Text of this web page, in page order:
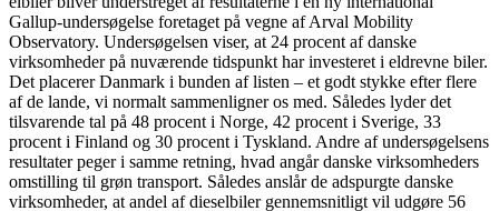
Gallup-undersøgelse foretaget på vegne af Arval Mobility
Observatory. Undersøgelsen viser, at 24 procent af danske
virksomheder på nuværende tidspunkt har investeret i eldrevne biler.
Det placerer Danmark i bunden af listen – et godt stykke efter flere
af de lande, vi normalt sammenligner os med. Således lyder det
tilsvarende tal på 48 procent i Norge, 42 procent i Sverige, 33
procent i Finland og 30 procent i Tyskland. Andre af undersøgelsens
resultater peger i samme retning, hvad angår danske virksomheders
omstilling til grøn transport. Således anslår de adspurgte danske
virksomheder, at andel af dieselbiler gennemsnitligt vil udgøre 56